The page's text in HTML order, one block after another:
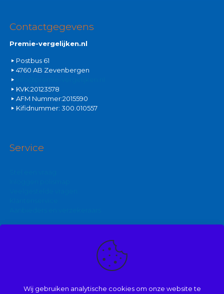
Contactgegevens
Premie-vergelijken.nl
Postbus 61
4760 AB Zevenbergen
KVK:20123578
AFM Nummer:2015590
Kifidnummer: 300.010557
Service
Wij gebruiken analytische cookies om onze website te